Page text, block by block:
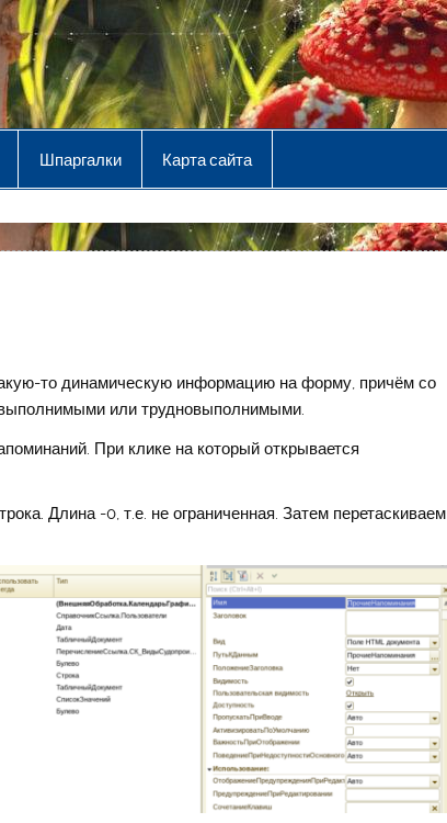
Шпаргалки Карта сайта
то динамическую информацию на форму, причём со
или трудновыполнимыми.
При клике на который открывается
Длина -0, т.е. не ограниченная. Затем перетаскиваем